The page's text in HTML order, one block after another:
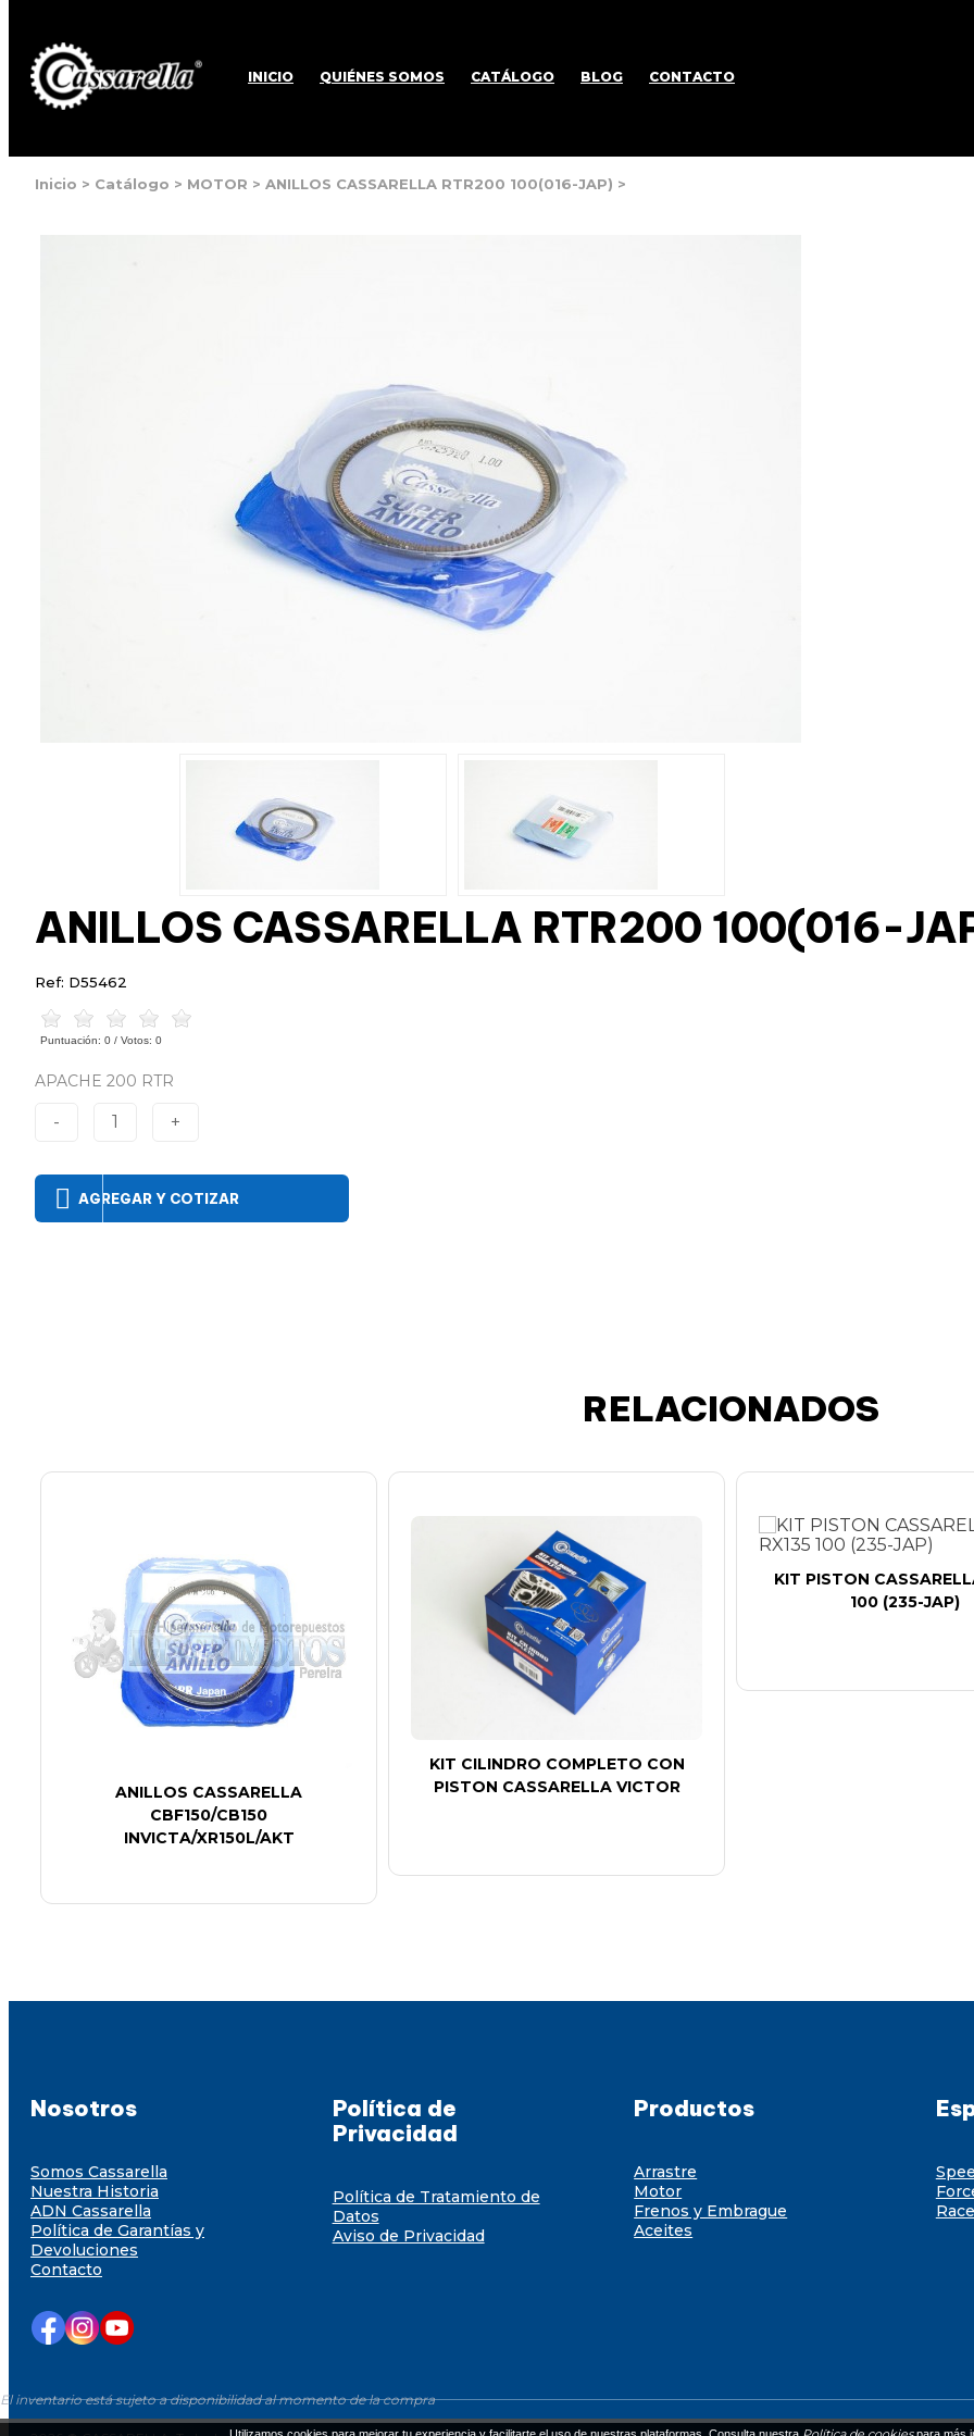
INICIO QUIÉNES SOMOS CATÁLOGO BLOG CONTACTO
Inicio > Catálogo > MOTOR > ANILLOS CASSARELLA RTR200 100(016-JAP) >
ANILLOS CASSARELLA RTR200 100(016-
Ref: D55462
Puntuación: 0 / Votos: 0
APACHE 200 RTR
- 1 +
AGREGAR Y COTIZAR
El inventario está sujeto a disponibilidad al momento de la compra
RELACIONADOS
ANILLOS CASSARELLA
CBF150/CB150
INVICTA/XR150L/AKT
KIT CILINDRO COMPLETO CON
PISTON CASSARELLA VICTOR
KIT PISTON
100 (235-JAP)
Nosotros
Somos Cassarella
Nuestra Historia
ADN Cassarella
Política de Garantías y
Devoluciones
Contacto
Política de
Privacidad
Política de Tratamiento de
Datos
Aviso de Privacidad
Productos
Arrastre
Motor
Frenos y Embrague
Aceites